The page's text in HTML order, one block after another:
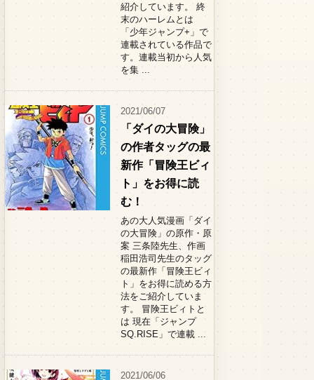
紹介しています。 終
末のハーレムとは
「少年ジャンプ+」で
連載されている作品で
す。連載当初から人気
を集 ...
2021/06/07
「ダイの大冒険」
の作者タッグの最
新作「冒険王ビィ
ト」をお得に読
む！
あの大人気漫画「ダイ
の大冒険」の原作・原
案 三条陸先生、作画
稲田浩司先生のタッグ
の最新作「冒険王ビィ
ト」をお得に読める方
法をご紹介していま
す。 冒険王ビィトと
は 現在「ジャンプ
SQ.RISE」で連載 ...
2021/06/06